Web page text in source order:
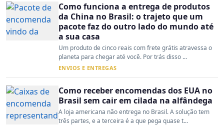
Como funciona a entrega de produtos
da China no Brasil: o trajeto que um
pacote faz do outro lado do mundo até
a sua casa
Um produto de cinco reais com frete grátis atravessa o
planeta para chegar até você. Por trás disso ...
ENVIOS E ENTREGAS
Como receber encomendas dos EUA no
Brasil sem cair em cilada na alfândega
A loja americana não entrega no Brasil. A solução tem
três partes, e a terceira é a que pega quase t...